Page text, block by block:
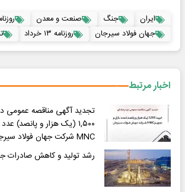
ایران جنگ صنعت و معدن
جهان فولاد سیرجان
روزنامه ۱۳ خرداد
اخبار مرتبط
تجدید آگهی مناقصه عمومی
۱,۵۰۰ (یک هزار و پانصد)
MNC شرکت جهان فولاد سیرجان»
رشد تولید و کاهش صادرات